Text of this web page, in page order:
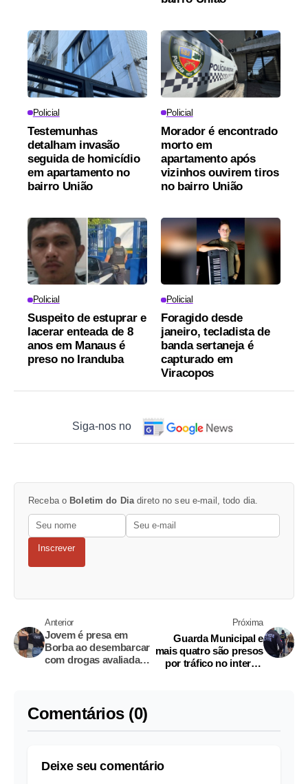
Policial
Testemunhas
detalham invasão
seguida de homicídio
em apartamento no
bairro União
Policial
Morador é encontrado
morto em
apartamento após
vizinhos ouvirem tiros
no bairro União
Policial
Suspeito de estuprar e
lacerar enteada de 8
anos em Manaus é
preso no Iranduba
Policial
Foragido desde
janeiro, tecladista de
banda sertaneja é
capturado em
Viracopos
Siga-nos no
Receba o Boletim do Diadireto no seu e-mail, todo dia.
Inscrever
Anterior
Jovem é presa em
Borba ao desembarcar
com drogas avaliadas
Próxima
Guarda Municipal e
mais quatro são presos
por tráfico no interior
Comentários (0)
Deixe seu comentário